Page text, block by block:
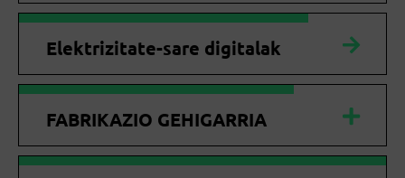
Elektrizitate-sare digitalak
FABRIKAZIO GEHIGARRIA